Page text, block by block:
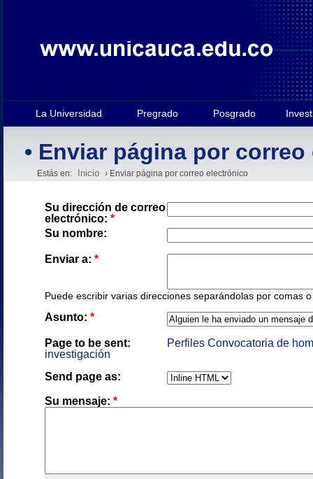
La Universidad Pregrado Posgrado
• Enviar página por
Estás en: Inicio › Enviar página por correo electrónico
Su dirección de correo
electrónico: *
Su nombre:
Enviar a: *
Puede escribir varias direcciones separándolas por comas
Asunto: *
Page to be sent:
Perfiles Convocatoria de
investigación
Send page as:
Su mensaje: *